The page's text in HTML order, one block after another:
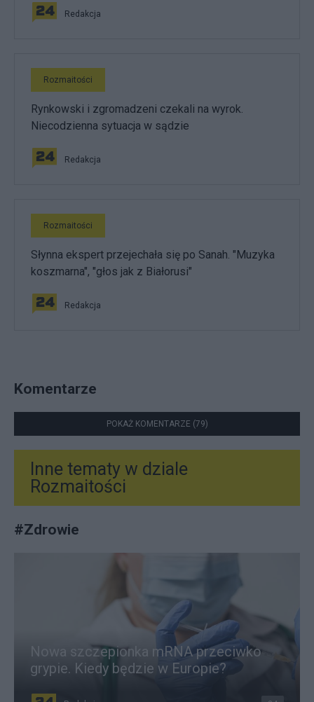
Redakcja
Rozmaitości
Rynkowski i zgromadzeni czekali na wyrok.
Niecodzienna sytuacja w sądzie
Redakcja
Rozmaitości
Słynna ekspert przejechała się po Sanah. "Muzyka
koszmarna", "głos jak z Białorusi"
Redakcja
Komentarze
POKAŻ KOMENTARZE (79)
Inne tematy w dziale
Rozmaitości
#Zdrowie
Nowa szczepionka mRNA przeciwko
grypie. Kiedy będzie w Europie?